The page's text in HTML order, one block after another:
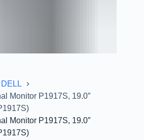
DELL
Monitor P1917S, 19.0″
Monitor P1917S, 19.0″